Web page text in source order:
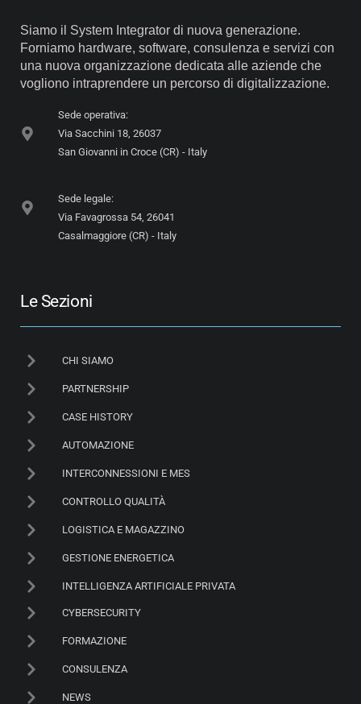
Siamo il System Integrator di nuova generazione.
Forniamo hardware, software, consulenza e servizi con
una nuova organizzazione dedicata alle aziende che
vogliono intraprendere un percorso di digitalizzazione.
Sede operativa:
Via Sacchini 18, 26037
San Giovanni in Croce (CR) - Italy
Sede legale:
Via Favagrossa 54, 26041
Casalmaggiore (CR) - Italy
Le Sezioni
CHI SIAMO
PARTNERSHIP
CASE HISTORY
AUTOMAZIONE
INTERCONNESSIONI E MES
CONTROLLO QUALITÀ
LOGISTICA E MAGAZZINO
GESTIONE ENERGETICA
INTELLIGENZA ARTIFICIALE PRIVATA
CYBERSECURITY
FORMAZIONE
CONSULENZA
NEWS